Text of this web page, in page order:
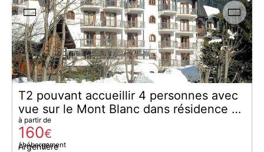
T2 pouvant accueillir 4 personnes avec
vue sur le Mont Blanc dans résidence de
luxe
Argentière
à partir de
160€
/ hébergement